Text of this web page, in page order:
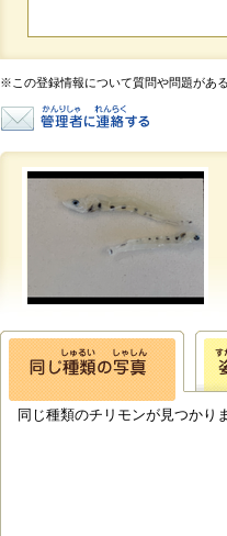
※この登録情報について質問や問題があ
同じ種類のチリモンが見つかり